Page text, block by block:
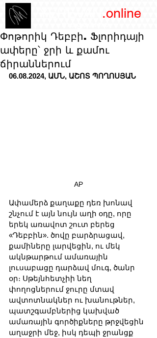
.online
Փոթորիկ Դեբբի. Ֆլորիդայի
ափերը՝ ջրի և քամու
ճիրաններում
06.08.2024, ԱՄՆ, ԱՇՈՏ ՊՈՂՈՍՅԱՆ
AP
Ափամերձ քաղաքը դեռ խոնավ
շնչում է այն նույն աղի օդը, որը
երեկ առավոտ շուտ բերեց
«Դեբբին». ծովը բարձրացավ,
քամիները լարվեցին, ու մեկ
ակնթարթում ամառային
լուսաբացը դարձավ մուգ, ծանր
օր։ Սթեյնհետչիի նեղ
փողոցներում ջուրը մտավ
ավտոտնակներ ու խանութներ,
պատշգամբներից կախված
ամառային գործիքները թրջվեցին
աղաջրի մեջ, իսկ դեպի ջրանցք